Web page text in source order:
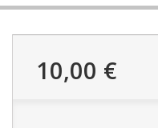
10,00 €